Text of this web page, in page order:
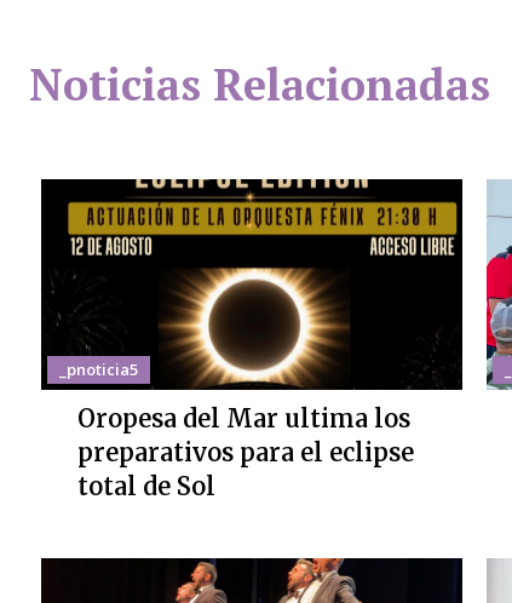
Noticias Relacionadas
_pnoticia5
Oropesa del Mar ultima los
preparativos para el eclipse
total de Sol